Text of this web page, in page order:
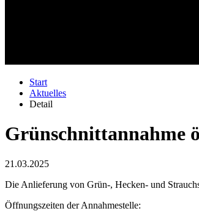
Start
Aktuelles
Detail
Grünschnittannahme
21.03.2025
Die Anlieferung von Grün-, Hecken- und
Öffnungszeiten der Annahmestelle: